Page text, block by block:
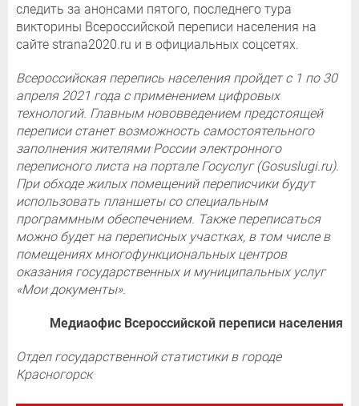
следить за анонсами пятого, последнего тура
викторины Всероссийской переписи населения на
сайте strana2020.ru и в официальных соцсетях.
Всероссийская перепись населения пройдет с 1 по 30
апреля 2021 года с применением цифровых
технологий. Главным нововведением предстоящей
переписи станет возможность самостоятельного
заполнения жителями России электронного
переписного листа на портале Госуслуг (Gosuslugi.ru).
При обходе жилых помещений переписчики будут
использовать планшеты со специальным
программным обеспечением. Также переписаться
можно будет на переписных участках, в том числе в
помещениях многофункциональных центров
оказания государственных и муниципальных услуг
«Мои документы».
Медиаофис Всероссийской переписи населения
Отдел государственной статистики в городе
Красногорск